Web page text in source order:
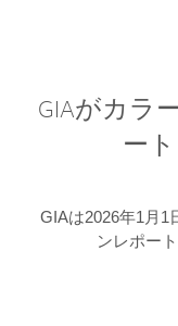
GIAがカラ
ー
GIAは2026年1月1
ンレポー